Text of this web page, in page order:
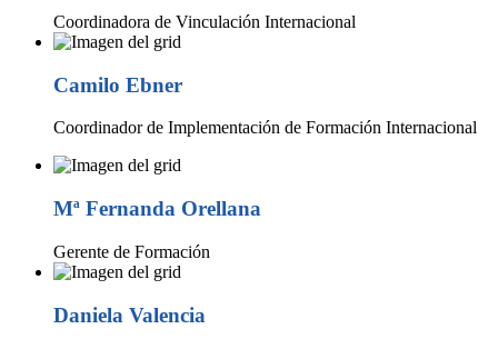
Coordinadora de Vinculación Internacional
Camilo Ebner
Coordinador de Implementación de Formación Internacional
Mª Fernanda Orellana
Gerente de Formación
Daniela Valencia